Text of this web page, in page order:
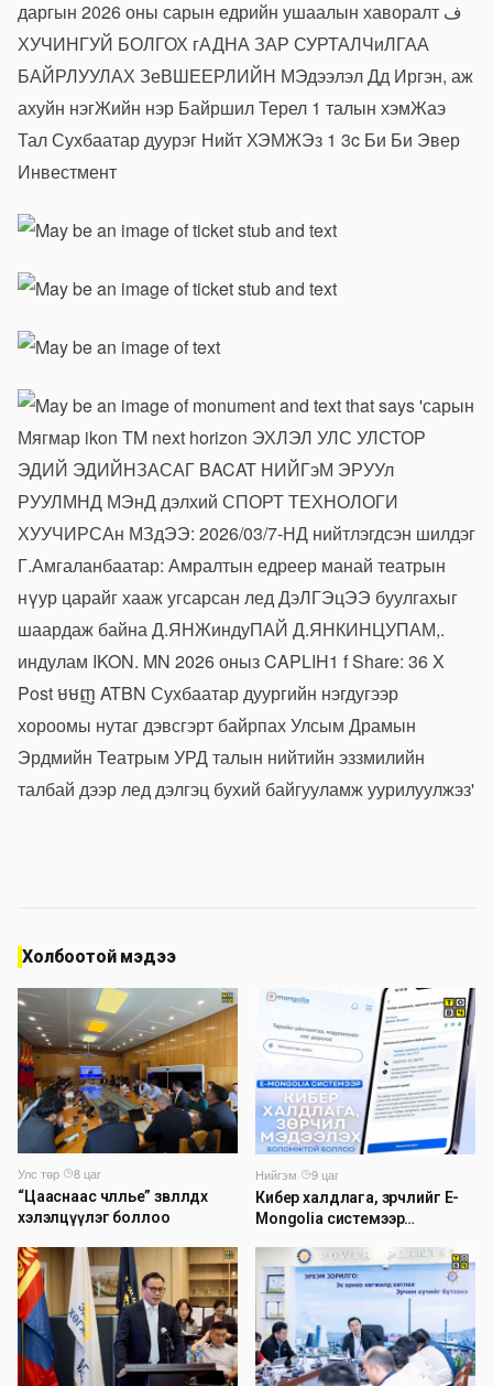
Холбоотой мэдээ
Улс төр·
8 цаг
“Цааснаас чөлөөлье” зөвлөлдөх
хэлэлцүүлэг боллоо
Нийгэм·
9 цаг
Кибер халдлага, зөрчлийг E-
Mongolia системээр
боломжтой боллоо